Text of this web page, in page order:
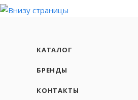
КАТАЛОГ
БРЕНДЫ
КОНТАКТЫ